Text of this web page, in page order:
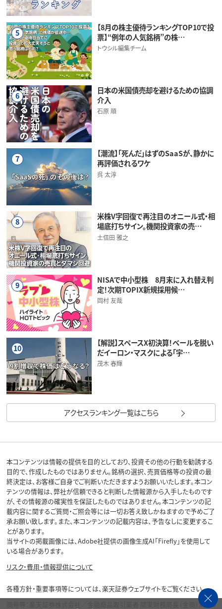
5
【8月の株主優待ランキングTOP10で投
票】“例年の人気銘柄”の株…
トウシル編集チーム
6
日本の米国債売却を避けるための協調
介入
石原 順
7
【潮流】「死んだ」はずのSaaSが、静かに
再評価されるワケ
呉 太淳
8
米株V字回復で再注目のオニール式・相
場底打ちサイン。機関投資家の売…
土信田 雅之
9
NISAで中小型株 8月末に入れ替え判
定！次期TOPIX新規採用候…
岡村 友哉
10
【解説】スペースX初決算！ベールを脱い
だイーロン・マスクによる「宇…
茂木 春輝
アクセスランキング一覧はこちら
本コンテンツは情報の提供を目的としており、投資その他の行動を勧誘する
目的で、作成したものではありません。銘柄の選択、売買価格等の投資の最
終決定は、お客様ご自身でご判断いただきますようお願いいたします。本コン
テンツの情報は、弊社が信頼できると判断した情報源から入手したものです
が、その情報源の確実性を保証したものではありません。本コンテンツの記
載内容に関するご質問・ご照会等には一切お答え致しかねますので予めご了
承お願い致します。また、本コンテンツの記載内容は、予告なしに変更するこ
とがあります。
当サイトの掲載画像には、Adobe社提供の画像生成AI「Firefly」を使用して
いる場合があります。
リスク・費用・情報提供について
各種方針・重要事項等については、楽天証券ウェブサイトをご覧ください。
商号等：楽天証券株式会社／金融商品取引業者 関東財務局長（金商）第195